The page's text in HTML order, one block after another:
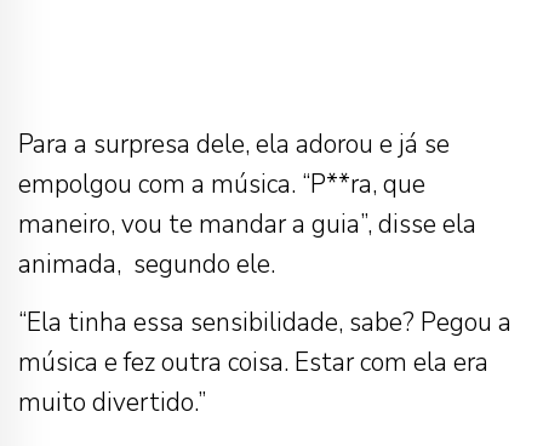
Para a surpresa dele, ela adorou e já se
empolgou com a música. “P**ra, que
maneiro, vou te mandar a guia”, disse ela
animada, segundo ele.
“Ela tinha essa sensibilidade, sabe? Pegou a
música e fez outra coisa. Estar com ela era
muito divertido.”